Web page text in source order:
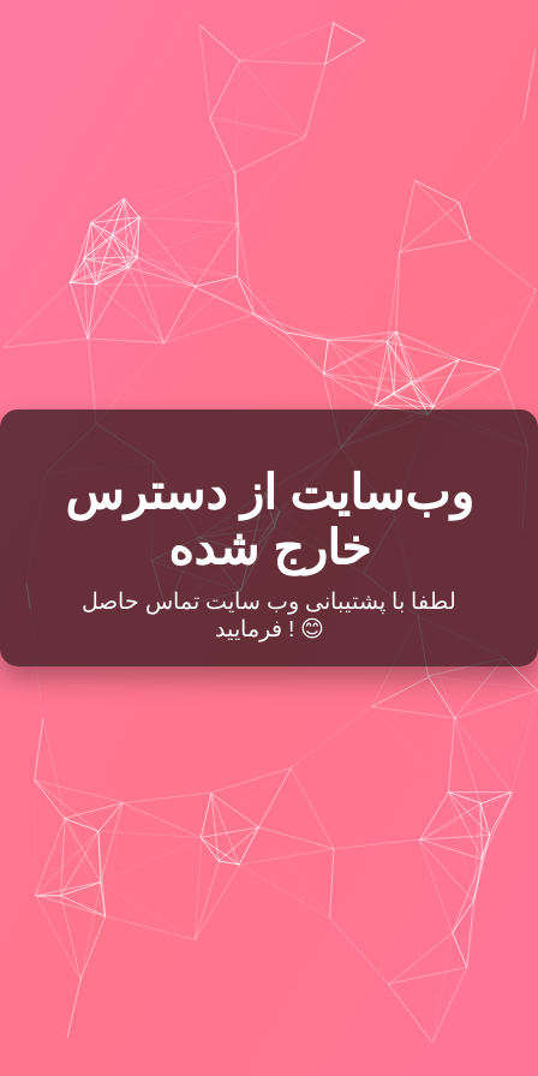
وب‌سایت از دسترس
خارج شده
لطفا با پشتیبانی وب سایت تماس حاصل
فرمایید ! 😊